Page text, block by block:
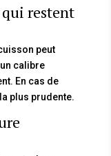
qui restent
peut
calibre
En cas de
plus prudente.